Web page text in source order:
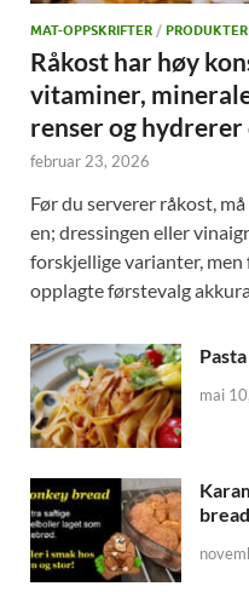
MAT-OPPSKRIFTER / PRODUKTER
Råkost har høy
vitaminer,
renser og
februar 23, 2026
Før du serverer råkost,
en; dressingen eller
forskjellige varianter,
opplagte førstevalg
mai